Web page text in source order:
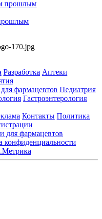
Разработка Аптеки
фармацевтов Педиатрия
Гастроэнтерология
Контакты Политика
для фармацевтов
конфиденциальности